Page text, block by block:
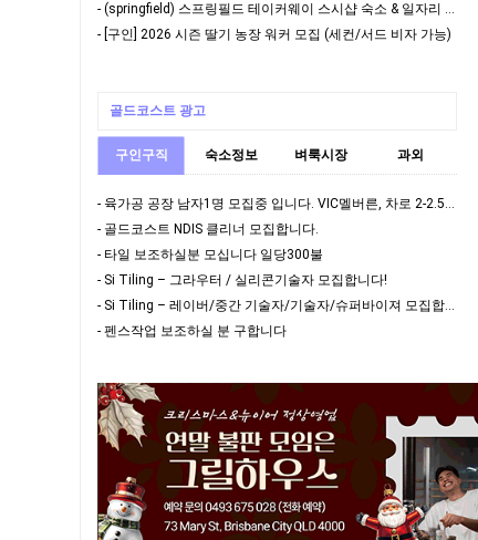
- (springfield) 스프링필드 테이커웨이 스시샵 숙소 & 일자리 함께 하실 인원(여)…
- [구인] 2026 시즌 딸기 농장 워커 모집 (세컨/서드 비자 가능)
골드코스트 광고
구인구직 숙소정보 벼룩시장 과외
- 육가공 공장 남자1명 모집중 입니다. VIC멜버른, 차로 2-2.5시간 북쪽 세컨,써드 가…
- 골드코스트 NDIS 클리너 모집합니다.
- 타일 보조하실분 모십니다 일당300불
- Si Tiling – 그라우터 / 실리콘기술자 모집합니다!
- Si Tiling – 레이버/중간 기술자/기술자/슈퍼바이져 모집합니다!
- 펜스작업 보조하실 분 구합니다